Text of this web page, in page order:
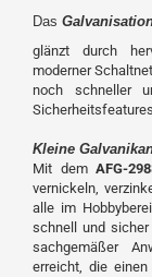
Das
glänzt durch
moderner
noch schneller
Kleine
Mit demAFG-
vernickeln,
alle im
schnell und
sachgemäßer
erreicht, die